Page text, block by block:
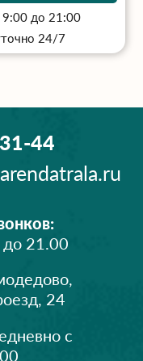
до 21:00
24/7
21.00
24
с
44